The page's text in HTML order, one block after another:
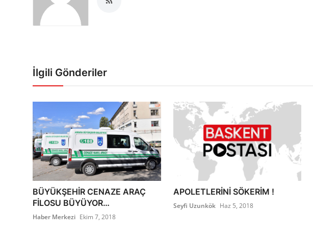
İlgili Gönderiler
BÜYÜKŞEHİR CENAZE ARAÇ
FİLOSU BÜYÜYOR…
Haber Merkezi Ekim 7, 2018
APOLETLERİNİ SÖKERİM !
Seyfi Uzunkök Haz 5, 2018